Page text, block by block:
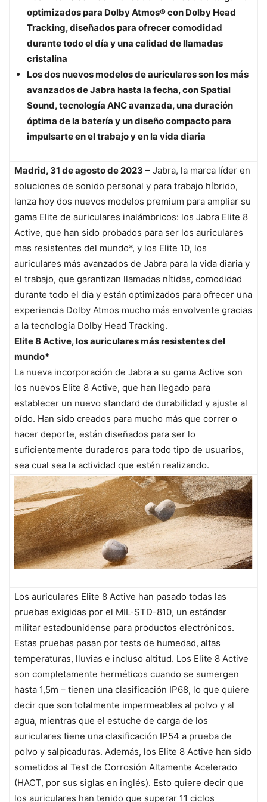
optimizados para Dolby Atmos® con Dolby Head
Tracking, diseñados para ofrecer comodidad
durante todo el día y una calidad de llamadas
cristalina
Los dos nuevos modelos de auriculares son los más
avanzados de Jabra hasta la fecha, con Spatial
Sound, tecnología ANC avanzada, una duración
óptima de la batería y un diseño compacto para
impulsarte en el trabajo y en la vida diaria
Madrid, 31 de agosto de 2023 – Jabra, la marca líder en
soluciones de sonido personal y para trabajo híbrido,
lanza hoy dos nuevos modelos premium para ampliar su
gama Elite de auriculares inalámbricos: los Jabra Elite 8
Active, que han sido probados para ser los auriculares
mas resistentes del mundo*, y los Elite 10, los
auriculares más avanzados de Jabra para la vida diaria y
el trabajo, que garantizan llamadas nítidas, comodidad
durante todo el día y están optimizados para ofrecer una
experiencia Dolby Atmos mucho más envolvente gracias
a la tecnología Dolby Head Tracking.
Elite 8 Active, los auriculares más resistentes del
mundo*
La nueva incorporación de Jabra a su gama Active son
los nuevos Elite 8 Active, que han llegado para
establecer un nuevo standard de durabilidad y ajuste al
oído. Han sido creados para mucho más que correr o
hacer deporte, están diseñados para ser lo
suficientemente duraderos para todo tipo de usuarios,
sea cual sea la actividad que estén realizando.
Los auriculares Elite 8 Active han pasado todas las
pruebas exigidas por el MIL-STD-810, un estándar
militar estadounidense para productos electrónicos.
Estas pruebas pasan por tests de humedad, altas
temperaturas, lluvias e incluso altitud. Los Elite 8 Active
son completamente herméticos cuando se sumergen
hasta 1,5m – tienen una clasificación IP68, lo que quiere
decir que son totalmente impermeables al polvo y al
agua, mientras que el estuche de carga de los
auriculares tiene una clasificación IP54 a prueba de
polvo y salpicaduras. Además, los Elite 8 Active han sido
sometidos al Test de Corrosión Altamente Acelerado
(HACT, por sus siglas en inglés). Esto quiere decir que
los auriculares han tenido que superar 11 ciclos